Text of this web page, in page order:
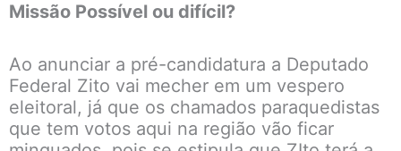
Missão Possível ou difícil?
Ao anunciar a pré-candidatura a Deputado
Federal Zito vai mecher em um vespero
eleitoral, já que os chamados paraquedistas
que tem votos aqui na região vão ficar